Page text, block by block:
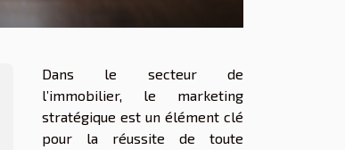
Dans le secteur de
l’immobilier, le marketing
stratégique est un élément clé
pour la réussite de toute